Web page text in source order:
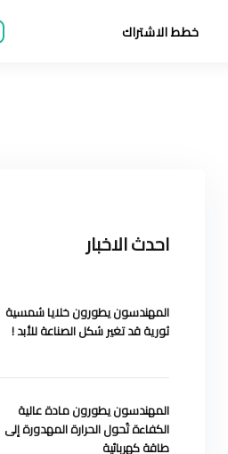
خطط الاشتراك
احدث الاخبار
المهندسون يطورون خلايا شمسية
ثورية قد تغير شكل الصناعة للأبد !
المهندسون يطورون مادة عالية
الكفاءة تُحول الحرارة المهدورة إلى
طاقة كهربائية